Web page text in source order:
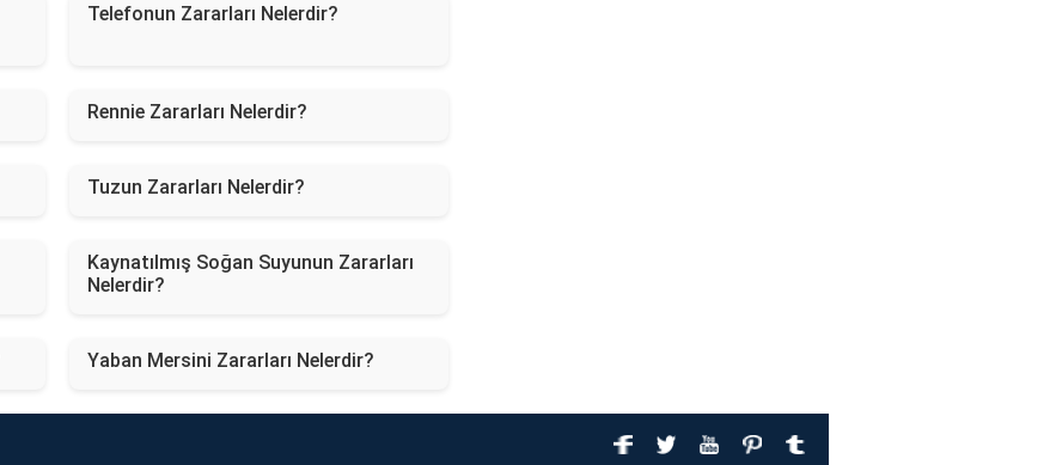
Telefonun Zararları Nelerdir?
Rennie Zararları Nelerdir?
Tuzun Zararları Nelerdir?
Kaynatılmış Soğan Suyunun Zararları
Nelerdir?
Yaban Mersini Zararları Nelerdir?